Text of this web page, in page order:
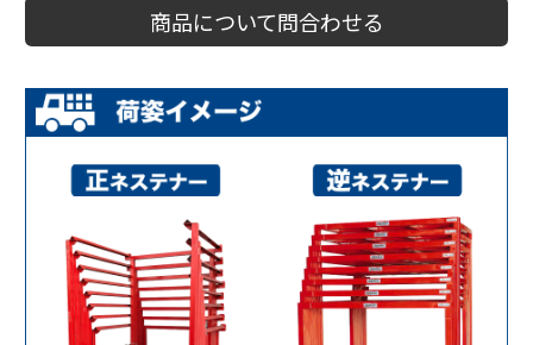
商品について問合わせる